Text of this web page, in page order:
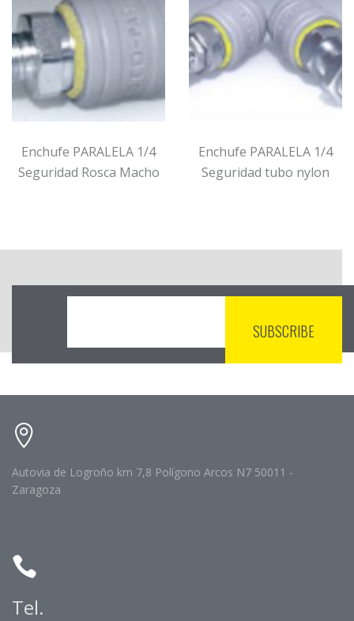
Enchufe PARALELA 1/4
Seguridad Rosca Macho
Enchufe PARALELA 1/4
Seguridad tubo nylon
Autovia de Logroño km 7,8 Polígono Arcos N7 50011 -
Zaragoza
Tel.